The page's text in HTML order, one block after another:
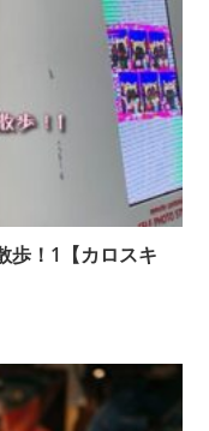
歩！1【カロスキ